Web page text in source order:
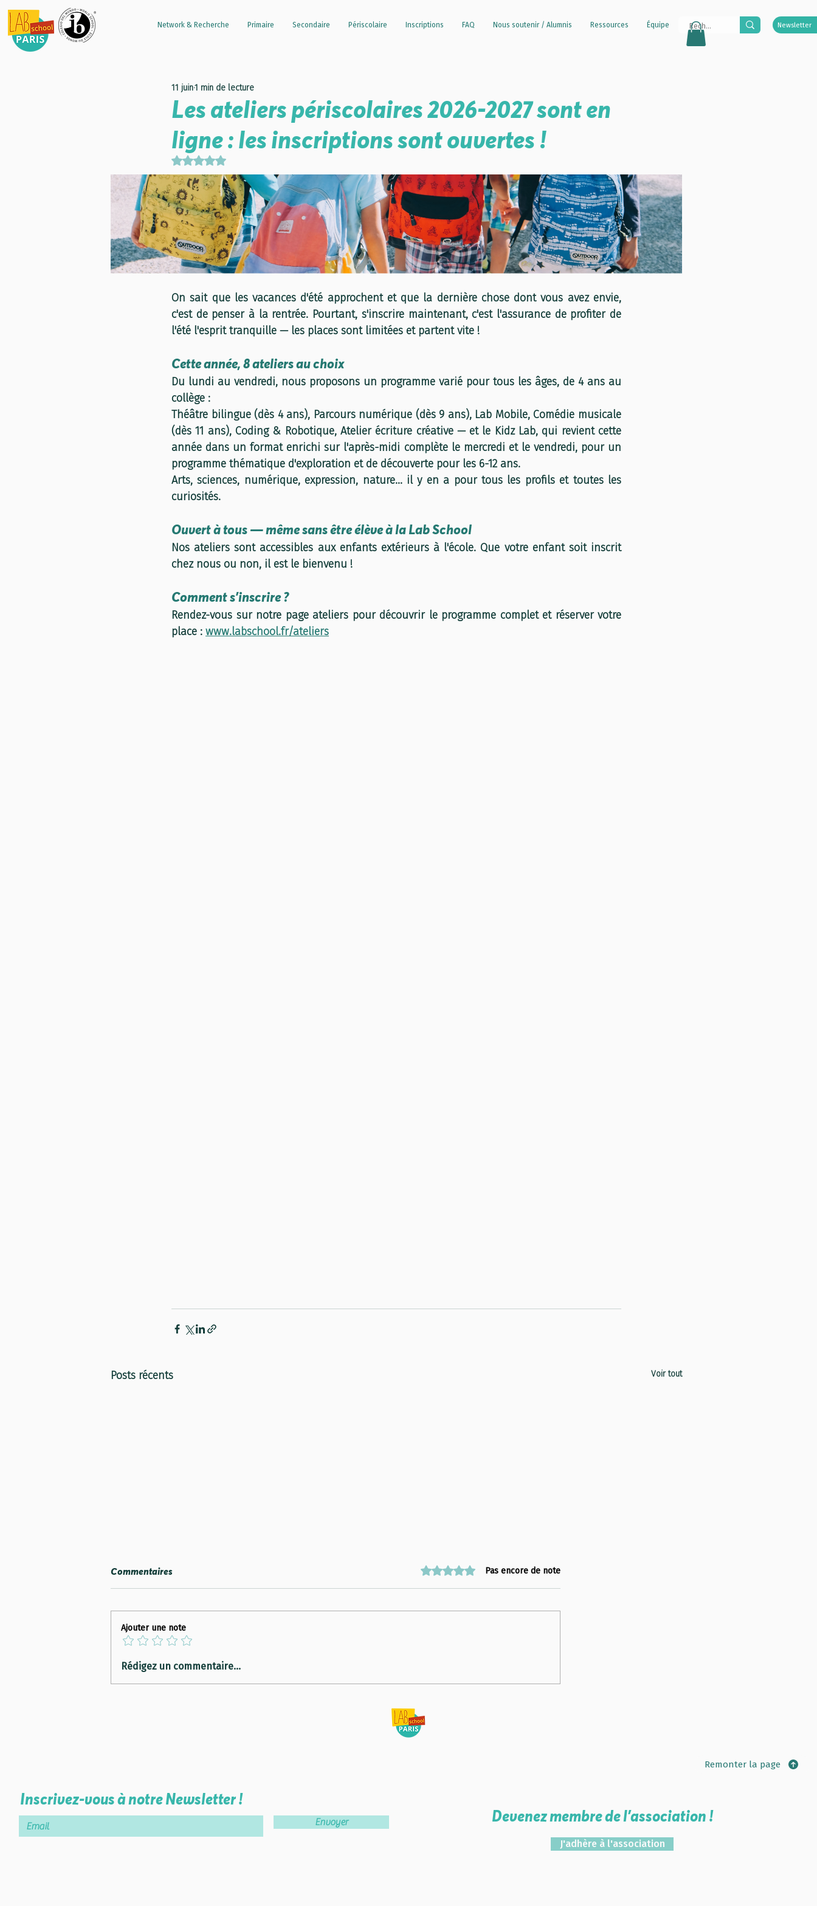
Network & Recherche Primaire Secondaire Périscolaire Inscriptions FAQ Nous soutenir / Alumnis Ressources Équipe Newsletter
Les ateliers périscolaires 2026-2027 sont en
ligne : les inscriptions sont ouvertes !
11 juin1 min de lecture
Noté NaN étoiles sur 5.
On sait que les vacances d'été approchent et que la dernière chose dont vous avez envie,
c'est de penser à la rentrée. Pourtant, s'inscrire maintenant, c'est l'assurance de profiter de
l'été l'esprit tranquille — les places sont limitées et partent vite !
Cette année, 8 ateliers au choix
Du lundi au vendredi, nous proposons un programme varié pour tous les âges, de 4 ans au
collège :
Théâtre bilingue (dès 4 ans), Parcours numérique (dès 9 ans), Lab Mobile, Comédie musicale
(dès 11 ans), Coding & Robotique, Atelier écriture créative — et le Kidz Lab, qui revient cette
année dans un format enrichi sur l'après-midi complète le mercredi et le vendredi, pour un
programme thématique d'exploration et de découverte pour les 6-12 ans.
Arts, sciences, numérique, expression, nature… il y en a pour tous les profils et toutes les
curiosités.
Ouvert à tous — même sans être élève à la Lab School
Nos ateliers sont accessibles aux enfants extérieurs à l'école. Que votre enfant soit inscrit
chez nous ou non, il est le bienvenu !
Comment s'inscrire ?
Rendez-vous sur notre page ateliers pour découvrir le programme complet et réserver votre
place : www.labschool.fr/ateliers
Posts récents Voir tout
Atelier EYES : apprendre aux
élèves le "climate storytelling"
porteur de sens à la Lab School
Bonheur à l'école
Commentaires Noté 0 étoile sur 5.Pas encore de note
Ajouter une note
Rédigez un commentaire...
Remonter la page
Inscrivez-vous à notre Newsletter !
Envoyer Devenez membre de l'association !
J'adhère à l'association